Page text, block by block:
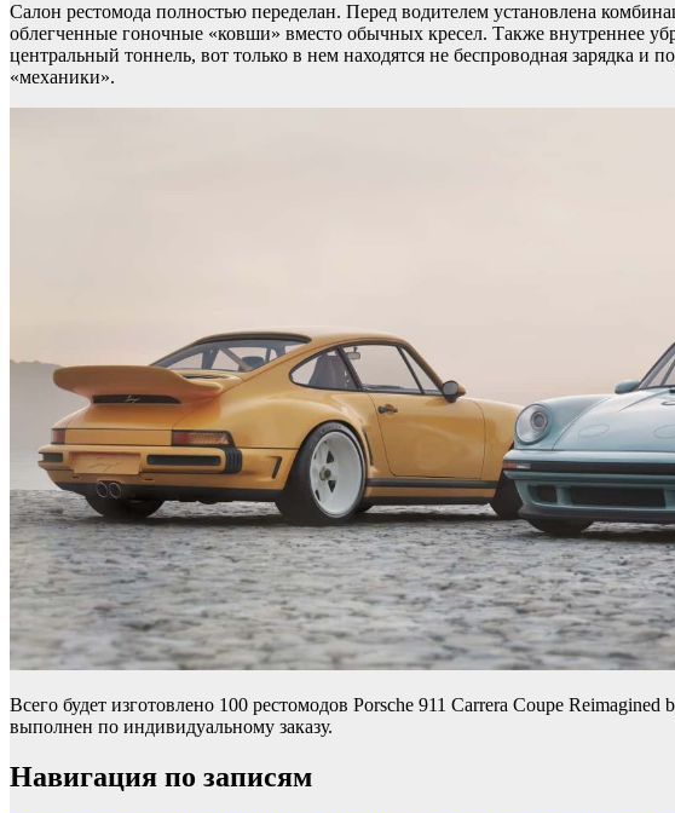
Салон рестомода полностью переделан. Перед водителем установлена
облегченные гоночные «ковши» вместо обычных кресел. Также внутреннее
центральный тоннель, вот только в нем находятся не беспроводная зарядка
«механики».
Всего будет изготовлено 100 рестомодов Porsche 911 Carrera Coupe
выполнен по индивидуальному заказу.
Навигация по записям